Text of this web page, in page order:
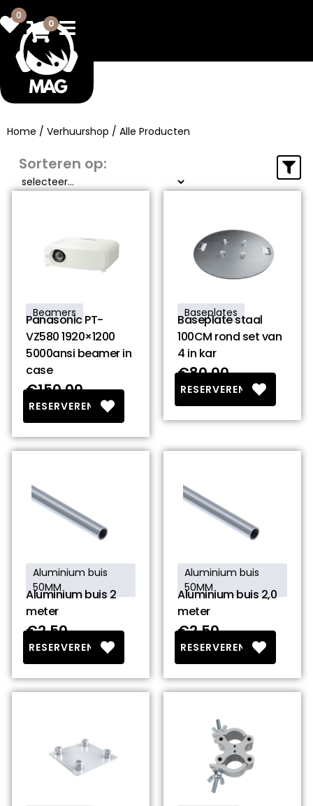
0
0
Home / Verhuurshop / Alle Producten
Sorteren op:
Beamers
Panasonic PT-
VZ580 1920×1200
5000ansi beamer in
case
€150.00
RESERVEREN
Baseplates
Baseplate staal
100CM rond set van
4 in kar
€80.00
RESERVEREN
Aluminium buis
50MM
Aluminium buis 2
meter
€2.50
RESERVEREN
Aluminium buis
50MM
Aluminium buis 2,0
meter
€2.50
RESERVEREN